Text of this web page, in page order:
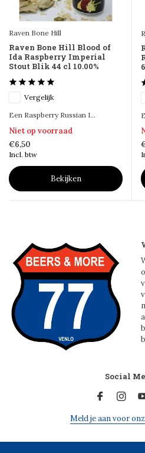
Raven Bone Hill
Raven Bone Hill Blood of
Ida Raspberry Imperial
Stout Blik 44 cl 10.00%
Vergelijk
Een Raspberry Russian I...
Niet op voorraad
€6,50
Incl. btw
Bekijken
Social
Meld je aan voor